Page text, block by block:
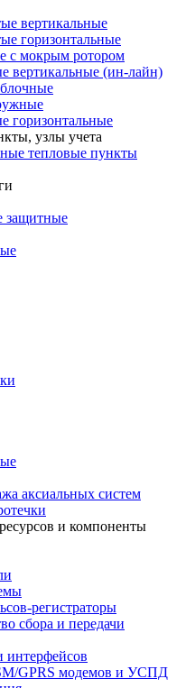
вертикальные
горизонтальные
с мокрым ротором
вертикальные (ин-лайн)
горизонтальные
узлы учета
тепловые пункты
защитные
аксиальных систем
и компоненты
регистраторы
сбора и передачи
интерфейсов
GPRS модемов и УСПД